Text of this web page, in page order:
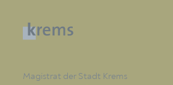
Magistrat der Stadt Krems